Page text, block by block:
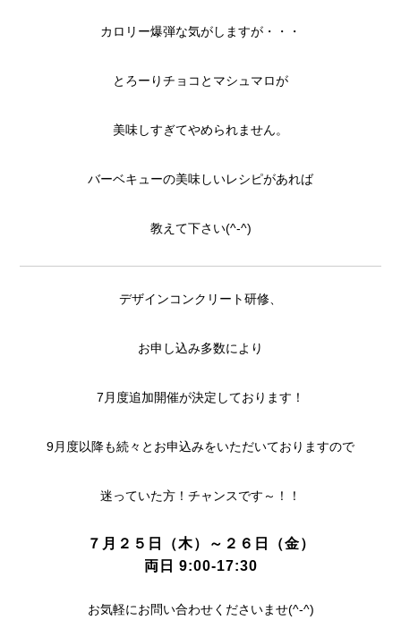
カロリー爆弾な気がしますが・・・
とろーりチョコとマシュマロが
美味しすぎてやめられません。
バーベキューの美味しいレシピがあれば
教えて下さい(^-^)
デザインコンクリート研修、
お申し込み多数により
7月度追加開催が決定しております！
9月度以降も続々とお申込みをいただいておりますので
迷っていた方！チャンスです～！！
７月２５日（木）～２６日（金）
両日 9:00-17:30
お気軽にお問い合わせくださいませ(^-^)